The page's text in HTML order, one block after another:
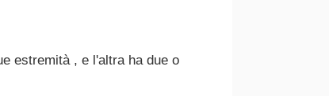
estremità , e l'altra ha due o